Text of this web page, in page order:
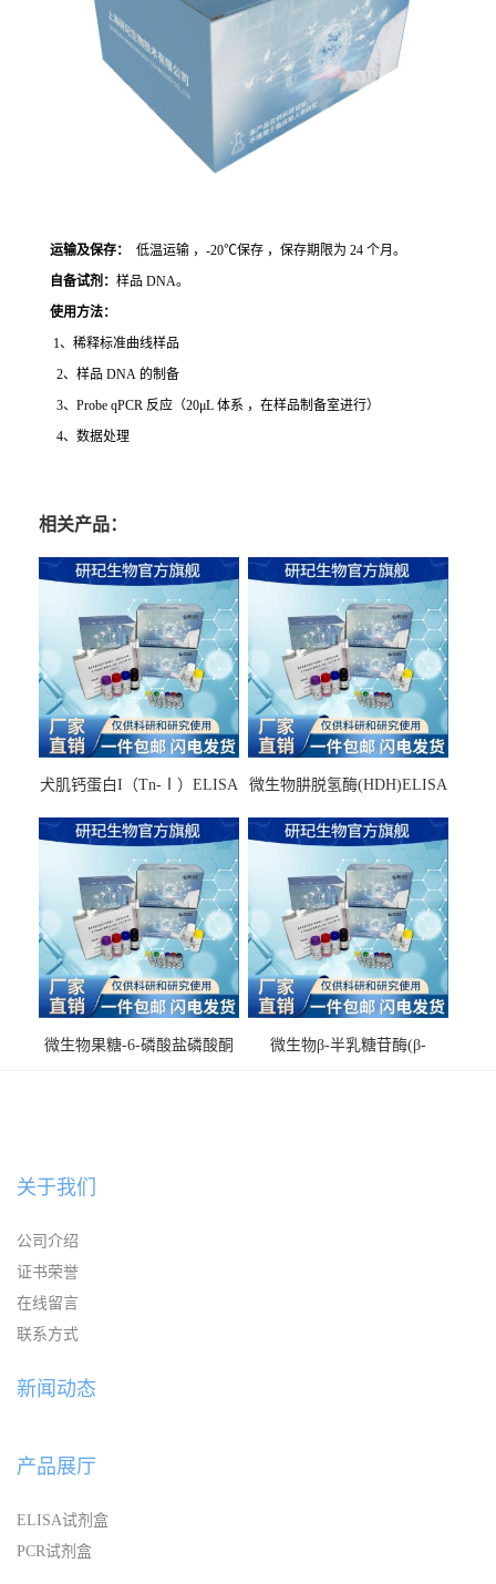
运输及保存：
低温运输 ，-20℃保存 ，保存期限为 24 个月。
自备试剂： 样品 DNA。
使用方法：
1、稀释标准曲线样品
2、样品 DNA 的制备
3、Probe qPCR 反应（20μL 体系 ，在样品制备室进行）
4、数据处理
相关产品：
犬肌钙蛋白I（Tn-Ⅰ）ELISA
微生物肼脱氢酶(HDH)ELISA
微生物果糖-6-磷酸盐磷酸酮
微生物β-半乳糖苷酶(β-
关于我们
公司介绍
证书荣誉
在线留言
联系方式
新闻动态
产品展厅
ELISA试剂盒
PCR试剂盒